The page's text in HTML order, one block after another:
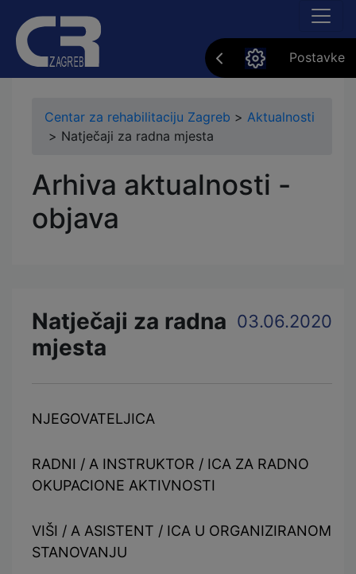
Postavke
Centar za rehabilitaciju Zagreb > Aktualnosti
> Natječaji za radna mjesta
Arhiva aktualnosti -
objava
Natječaji za radna
mjesta
03.06.2020
NJEGOVATELJICA
RADNI / A INSTRUKTOR / ICA ZA RADNO
OKUPACIONE AKTIVNOSTI
VIŠI / A ASISTENT / ICA U ORGANIZIRANOM
STANOVANJU